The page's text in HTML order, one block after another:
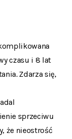
czasu i 8 lat
Zdarza się,
sprzeciwu
że nieostrość